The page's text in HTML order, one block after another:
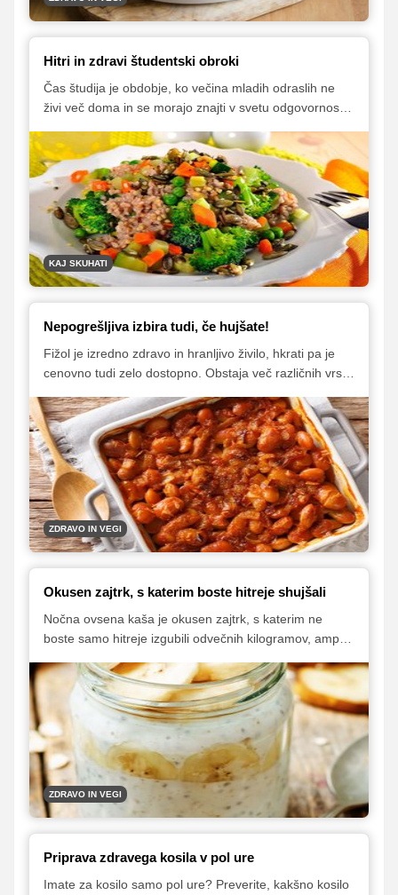
Hitri in zdravi študentski obroki
Čas študija je obdobje, ko večina mladih odraslih ne
živi več doma in se morajo znajti v svetu odgovornosti
zdravo prehrano. Študentski boni so lahko odlična
alternativa, vseeno pa je vsake toliko treba poskrbeti
tudi za doma pripravljeno hrano. Kaj si torej lahko
študent v majhni študentski kuhinji na hitro ter zdravo
skuha?
KAJ SKUHATI
Nepogrešljiva izbira tudi, če hujšate!
Fižol je izredno zdravo in hranljivo živilo, hkrati pa je
cenovno tudi zelo dostopno. Obstaja več različnih vrst
antioksidantov ter prehranskih vlaknin. A treba je
vedeti, da je fižol nepopoln vir beljakovin. Kar pa ni
tako slabo, kot se sliši. Le vedeti je treba, kako ga
kombinirati.
ZDRAVO IN VEGI
Okusen zajtrk, s katerim boste hitreje shujšali
Nočna ovsena kaša je okusen zajtrk, s katerim ne
boste samo hitreje izgubili odvečnih kilogramov, ampak
ZDRAVO IN VEGI
Priprava zdravega kosila v pol ure
Imate za kosilo samo pol ure? Preverite, kakšno kosilo